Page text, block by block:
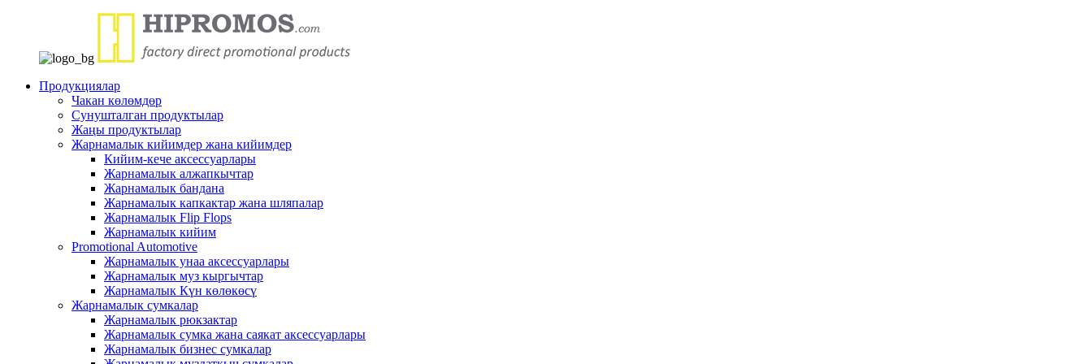
Продукциялар
Чакан көлөмдөр
Сунушталган продуктылар
Жаңы продуктылар
Жарнамалык кийимдер жана кийимдер
Кийим-кече аксессуарлары
Жарнамалык алжапкычтар
Жарнамалык бандана
Жарнамалык капкактар ​​жана шляпалар
Жарнамалык Flip Flops
Жарнамалык кийим
Promotional Automotive
Жарнамалык унаа аксессуарлары
Жарнамалык муз кыргычтар
Жарнамалык Күн көлөкөсү
Жарнамалык сумкалар
Жарнамалык рюкзактар
Жарнамалык сумка жана саякат аксессуарлары
Жарнамалык бизнес сумкалар